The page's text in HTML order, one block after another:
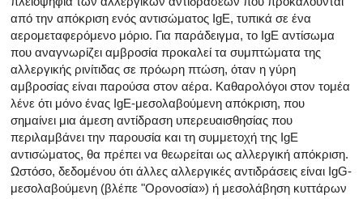
από την απόκριση ενός αντισώματος IgE, τυπικά σε ένα
αερομεταφερόμενο μόριο. Για παράδειγμα, το IgE αντίσωμα
που αναγνωρίζει αμβροσία προκαλεί τα συμπτώματα της
αλλεργικής ρινίτιδας σε πρόωρη πτώση, όταν η γύρη
αμβροσίας είναι παρούσα στον αέρα. Καθαρολόγοι στον τομέα
λένε ότι μόνο ένας IgE-μεσολαβούμενη απόκριση, που
σημαίνει μια άμεση αντίδραση υπερευαισθησίας που
περιλαμβάνει την παρουσία και τη συμμετοχή της IgE
αντισώματος, θα πρέπει να θεωρείται ως αλλεργική απόκριση.
Ωστόσο, δεδομένου ότι άλλες αλλεργικές αντιδράσεις είναι IgG-
μεσολαβούμενη (βλέπε "Ορονοσία») ή μεσολάβηση κυττάρων